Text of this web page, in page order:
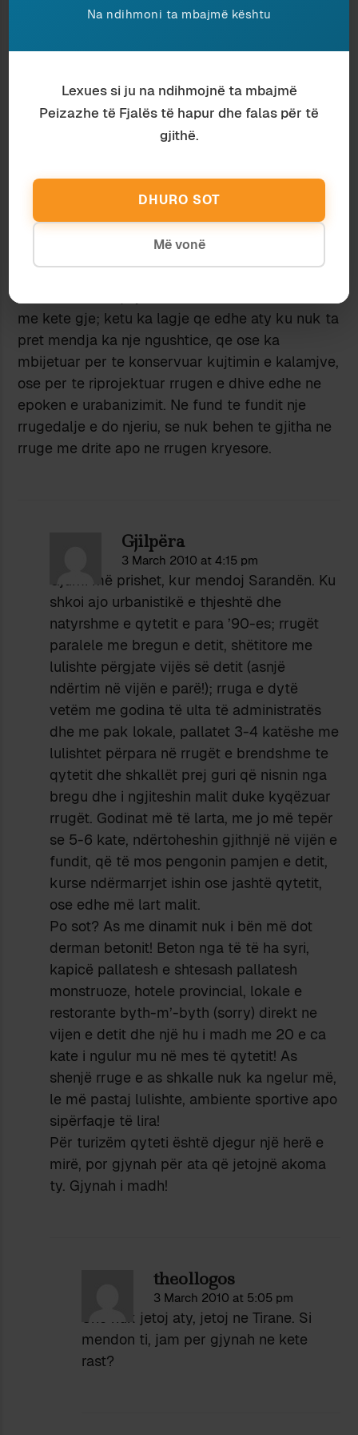
marrin per tutkun.
Ky ishte okazioni. 65 000 euro apartament + 10
000 euro mobilim = 75 000 euro. Ama pushon si
zotni, jo merohesh hoteleve apo me qerara. O
marre ne Shqiperi. (75 000 euro ti pjestosh me
15 bejne 5000 euro pushime ne vit). Jo per gje
se une kisha kohe qe mendohesha per nje
emertese te goditur per Saranden, kur ia jep
me kete gje; ketu ka lagje qe edhe aty ku nuk ta
pret mendja ka nje ngushtice, qe ose ka
mbijetuar per te konservuar kujtimin e kalamjve,
ose per te riprojektuar rrugen e dhive edhe ne
epoken e urabanizimit. Ne fund te fundit nje
rrugedalje e do njeriu, se nuk behen te gjitha ne
rruge me drite apo ne rrugen kryesore.
Gjilpëra
3 March 2010 at 4:15 pm
Gjumi më prishet, kur mendoj Sarandën. Ku
shkoi ajo urbanistikë e thjeshtë dhe
natyrshme e qytetit e para ’90-es; rrugët
paralele me bregun e detit, shëtitore me
lulishte përgjate vijës së detit (asnjë
ndërtim në vijën e parë!); rruga e dytë
vetëm me godina të ulta të administratës
dhe me pak lokale, pallatet 3-4 katëshe me
lulishtet përpara në rrugët e brendshme te
qytetit dhe shkallët prej guri që nisnin nga
bregu dhe i ngjiteshin malit duke kyqëzuar
rrugët. Godinat më të larta, me jo më tepër
se 5-6 kate, ndërtoheshin gjithnjë në vijën e
fundit, që të mos pengonin pamjen e detit,
kurse ndërmarrjet ishin ose jashtë qytetit,
ose edhe më lart malit.
Po sot? As me dinamit nuk i bën më dot
derman betonit! Beton nga të të ha syri,
kapicë pallatesh e shtesash pallatesh
monstruoze, hotele provincial, lokale e
restorante byth-m’-byth (sorry) direkt ne
vijen e detit dhe një hu i madh me 20 e ca
kate i ngulur mu në mes të qytetit! As
shenjë rruge e as shkalle nuk ka ngelur më,
le më pastaj lulishte, ambiente sportive apo
sipërfaqje të lira!
Për turizëm qyteti është djegur një herë e
mirë, por gjynah për ata që jetojnë akoma
ty. Gjynah i madh!
theollogos
3 March 2010 at 5:05 pm
Une nuk jetoj aty, jetoj ne Tirane. Si
mendon ti, jam per gjynah ne kete
rast?
Na ndihmoni ta mbajmë kështu
Lexues si ju na ndihmojnë ta mbajmë
Peizazhe të Fjalës të hapur dhe falas për të
gjithë.
DHURO SOT
Më vonë